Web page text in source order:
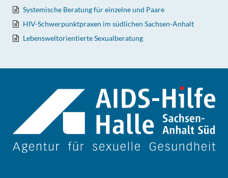
Systemische Beratung für einzelne und Paare
HIV-Schwerpunktpraxen im südlichen Sachsen-Anhalt
Lebensweltorientierte Sexualberatung